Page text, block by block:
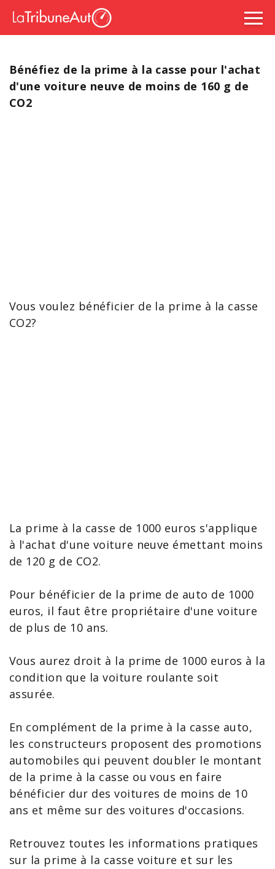
Bénéfiez de la prime à la casse pour l'achat
d'une voiture neuve de moins de 160 g de
CO2
Vous voulez bénéficier de la prime à la casse
CO2?
La prime à la casse de 1000 euros s'applique
à l'achat d'une voiture neuve émettant moins
de 120 g de CO2.
Pour bénéficier de la prime de auto de 1000
euros, il faut être propriétaire d'une voiture
de plus de 10 ans.
Vous aurez droit à la prime de 1000 euros à la
condition que la voiture roulante soit
assurée.
En complément de la prime à la casse auto,
les constructeurs proposent des promotions
automobiles qui peuvent doubler le montant
de la prime à la casse ou vous en faire
bénéficier dur des voitures de moins de 10
ans et même sur des voitures d'occasions.
Retrouvez toutes les informations pratiques
sur la prime à la casse voiture et sur les